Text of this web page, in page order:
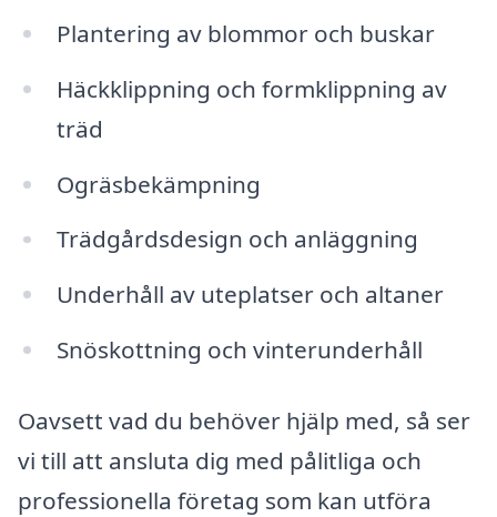
Plantering av blommor och buskar
Häckklippning och formklippning av
träd
Ogräsbekämpning
Trädgårdsdesign och anläggning
Underhåll av uteplatser och altaner
Snöskottning och vinterunderhåll
Oavsett vad du behöver hjälp med, så ser
vi till att ansluta dig med pålitliga och
professionella företag som kan utföra